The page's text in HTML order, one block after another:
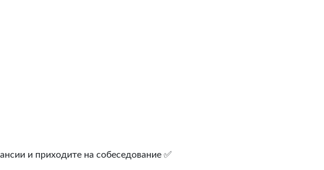
и приходите на собеседование ✅